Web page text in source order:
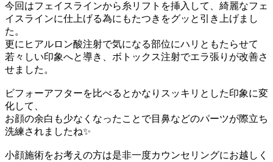
今回はフェイスラインから糸リフトを挿入して、綺麗なフェ
イスラインに仕上げる為にもたつきをグッと引き上げまし
た。
更にヒアルロン酸注射で気になる部位にハリともたらせて
若々しい印象へと導き、ボトックス注射でエラ張りが改善さ
せました。
ビフォーアフターを比べるとかなりスッキリとした印象に変
化して、
お顔の余白も少なくなったことで目鼻などのパーツが際立ち
洗練されましたね✨
小顔施術をお考えの方は是非一度カウンセリングにお越しく